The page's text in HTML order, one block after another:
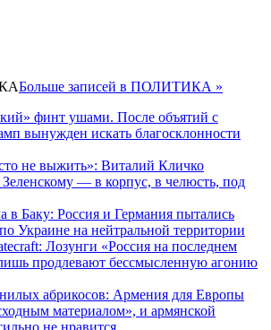
Больше записей в ПОЛИТИКА »
финт ушами. После объятий с
вынужден искать благосклонности
не выжить»: Виталий Кличко
Зеленскому — в корпус, в челюсть, под
в Баку: Россия и Германия пытались
Украине на нейтральной территории
Лозунги «Россия на последнем
продлевают бессмысленную агонию
абрикосов: Армения для Европы
материалом», и армянской
не нравится